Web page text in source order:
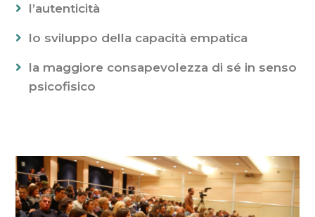
l’autenticità
lo sviluppo della capacità empatica
la maggiore consapevolezza di sé in senso
psicofisico